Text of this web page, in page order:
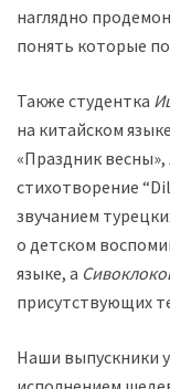
наглядно
понять которые
Также студентка
на китайском
«Праздник весны»,
стихотворение
звучанием
о детском
языке, а
присутствующих
Наши выпускники